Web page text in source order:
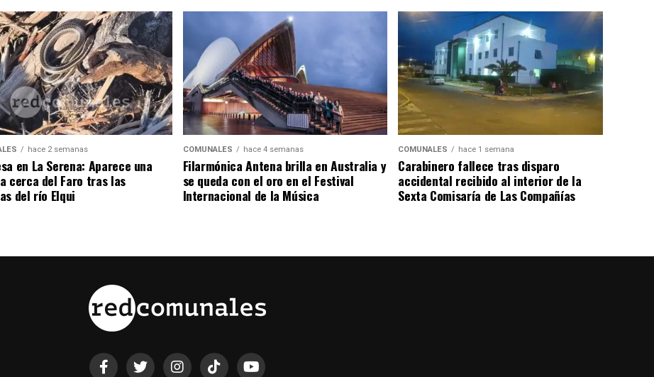
hace 2 semanas
en La Serena: Aparece una
cerca del Faro tras las
del río Elqui
COMUNALES hace 4 semanas
Filarmónica Antena brilla en Australia y
se queda con el oro en el Festival
Internacional de la Música
COMUNALES hace 1 semana
Carabinero fallece tras disparo
accidental recibido al interior de la
Sexta Comisaría de Las Compañías